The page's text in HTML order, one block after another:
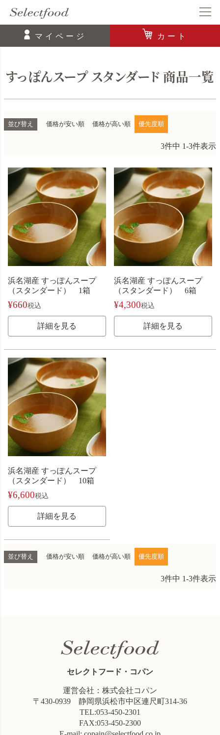
マイページ カート
すっぽんスープ スタンダード 商品一覧
並び替え 価格が安い順 価格が高い順 優先度順
3件中 1-3件表示
浜名湖産 すっぽんスープ
（スタンダード） 1箱
¥660税込
詳細を見る
浜名湖産 すっぽんスープ
（スタンダード） 6箱
¥4,300税込
詳細を見る
浜名湖産 すっぽんスープ
（スタンダード） 10箱
¥6,600税込
詳細を見る
並び替え 価格が安い順 価格が高い順 優先度順
3件中 1-3件表示
セレクトフード・コパン
運営会社：株式会社コパン
〒430-0939 静岡県浜松市中区連尺町314-36
TEL:053-450-2301
FAX:053-450-2300